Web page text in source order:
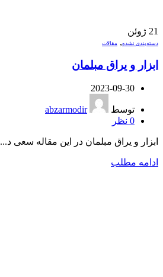
21 ژوئن
دسته‌بندی نشده, مقالات
ابزار و یراق مبلمان
2023-09-30
توسط
abzarmodir
0 نظر
ابزار و یراق مبلمان در این مقاله سعی د...
ادامه مطلب